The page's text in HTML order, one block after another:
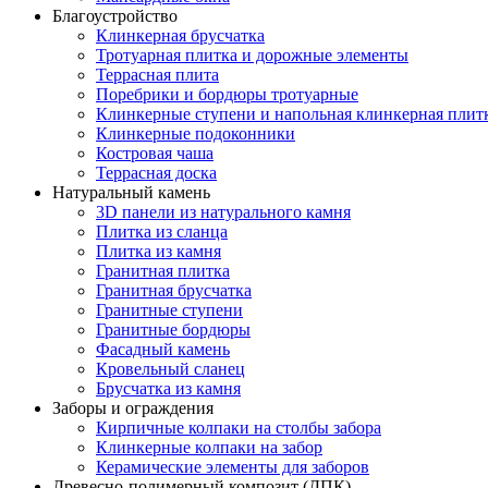
Благоустройство
Клинкерная брусчатка
Тротуарная плитка и дорожные элементы
Террасная плита
Поребрики и бордюры тротуарные
Клинкерные ступени и напольная клинкерная
Клинкерные подоконники
Костровая чаша
Террасная доска
Натуральный камень
3D панели из натурального камня
Плитка из сланца
Плитка из камня
Гранитная плитка
Гранитная брусчатка
Гранитные ступени
Гранитные бордюры
Фасадный камень
Кровельный сланец
Брусчатка из камня
Заборы и ограждения
Кирпичные колпаки на столбы забора
Клинкерные колпаки на забор
Керамические элементы для заборов